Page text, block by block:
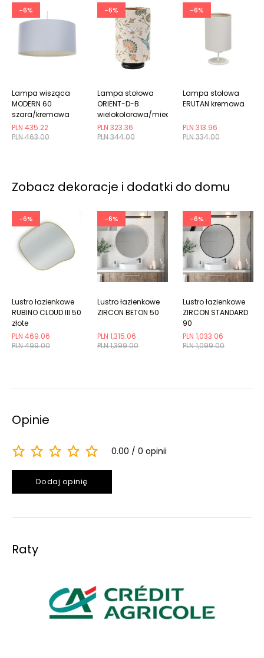
-6%
PLN 463.00
PLN 435.22
Lampa wisząca
MODERN 60
szara/kremowa
-6%
PLN 344.00
PLN 323.36
Lampa stołowa
ORIENT-D-B
wielokolorowa/miedziana
-6%
PLN 334.00
PLN 313.96
Lampa stołowa
ERUTAN kremowa
Zobacz dekoracje i dodatki do domu
-6%
PLN 499.00
PLN 469.06
Lustro łazienkowe
RUBINO CLOUD III 50
złote
-6%
PLN 1,399.00
PLN 1,315.06
Lustro łazienkowe
ZIRCON BETON 50
-6%
PLN 1,099.00
PLN 1,033.06
Lustro łazienkowe
ZIRCON STANDARD
90
Opinie
0.00 0 opinii
Dodaj opinię
Raty